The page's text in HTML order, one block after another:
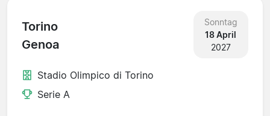
Torino
Genoa
Sonntag
18 April
2027
Stadio Olimpico di Torino
Serie A